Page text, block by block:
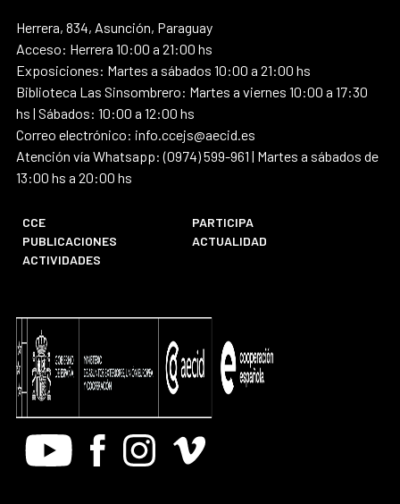
Herrera, 834, Asunción, Paraguay
Acceso: Herrera 10:00 a 21:00 hs
Exposiciones: Martes a sábados 10:00 a 21:00 hs
Biblioteca Las Sinsombrero: Martes a viernes 10:00 a 17:30
hs | Sábados: 10:00 a 12:00 hs
Correo electrónico: info.ccejs@aecid.es
Atención vía Whatsapp: (0974) 599-961 | Martes a sábados de
13:00 hs a 20:00 hs
CCE
PARTICIPA
PUBLICACIONES
ACTUALIDAD
ACTIVIDADES
Youtube FacebookInstagram
Vimeo